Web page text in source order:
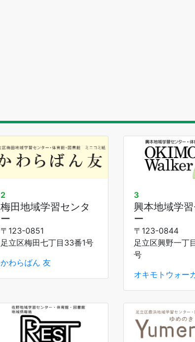
2
梅田地域学習センタ
ー
〒123-0851
足立区梅田七丁目33番1号
かわらばん 友
3
興本地域学
ー
〒123-0844
足立区興野一丁
号
オキモトウォー